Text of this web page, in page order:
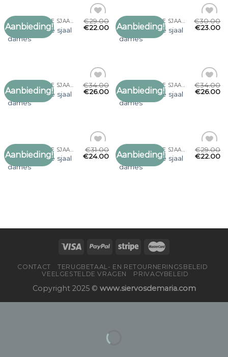
Aanbieding!
Toevoegen
GROF GEBREIDE SJAAL DAMES
grof gebreide sjaal
dames
€29.00
€22.00 Aanbieding!
Toevoegen
GROF GEBREIDE SJAAL DAMES
grof gebreide sjaal
dames
€30.00
€23.00
Aanbieding!
Toevoegen
GROF GEBREIDE SJAAL DAMES
grof gebreide sjaal
dames
€34.00
€26.00 Aanbieding!
Toevoegen
GROF GEBREIDE SJAAL DAMES
grof gebreide sjaal
dames
€34.00
€26.00
Aanbieding!
Toevoegen
GROF GEBREIDE SJAAL DAMES
grof gebreide sjaal
dames
€31.00
€24.00 Aanbieding!
Toevoegen
GROF GEBREIDE SJAAL DAMES
grof gebreide sjaal
dames
€29.00
€22.00
CONTACT
TERUGBETAAL- EN RETOURNERINGSBELEID
VEELGESTELDE VRAGEN
PRIVACYBELEID
Copyright 2025 © www.siervosdemaria.com